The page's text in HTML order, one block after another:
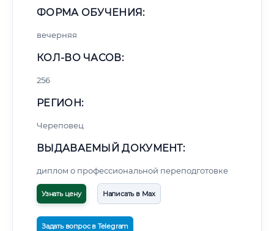
ФОРМА ОБУЧЕНИЯ:
вечерняя
КОЛ-ВО ЧАСОВ:
256
РЕГИОН:
Череповец
ВЫДАВАЕМЫЙ ДОКУМЕНТ:
диплом о профессиональной переподготовке
Узнать цену Написать в Max
Задать вопрос в Telegram